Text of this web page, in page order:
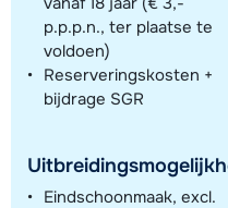
p.p.p.n., ter plaatse te
voldoen)
Reserveringskosten +
bijdrage SGR
Eindschoonmaak, excl.